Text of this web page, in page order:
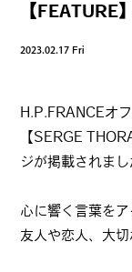
【
2023.02.17 Fri
H.P.FRANCEオ
【SERGE
ジが掲載されまし
心に響く言葉を
友人や恋人、大